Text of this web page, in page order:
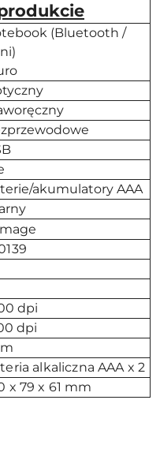
(Bluetooth /
akumulatory AAA
dpi
dpi
alkaliczna AAA x 2
x 79 x 61 mm